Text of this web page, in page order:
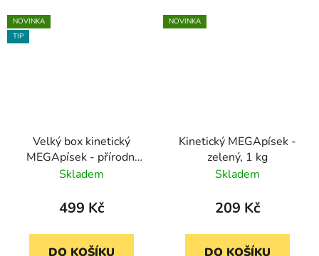
NOVINKA
TIP
Velký box kinetický
MEGApísek - přírodní
2,5 kg
Skladem
499 Kč
DO KOŠÍKU
NOVINKA
Kinetický MEGApísek -
zelený, 1 kg
Skladem
209 Kč
DO KOŠÍKU